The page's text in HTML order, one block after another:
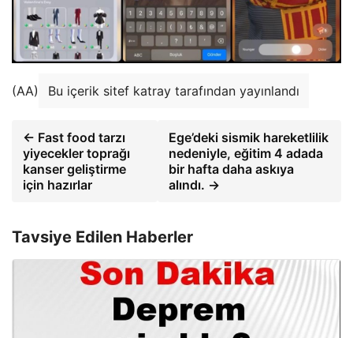
(AA) Bu içerik sitef katray tarafından yayınlandı
← Fast food tarzı
yiyecekler toprağı
kanser geliştirme
için hazırlar
Ege’deki sismik hareketlilik
nedeniyle, eğitim 4 adada
bir hafta daha askıya
alındı. →
Tavsiye Edilen Haberler